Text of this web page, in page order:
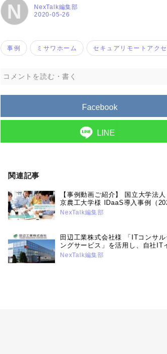
N 2020-05-26
NexTalk編集部
事例 ミサワホーム セキュアリモートアク
コメントを読む・書く
Facebook
LINE
関連記事
【事例動画ご紹介】 国立大学法
京農工大学様 IDaaS導入事例（
4月11日号）
NexTalk編集部
田辺工業株式会社様 「ITコンサル
ングサービス」を活用し、自社IT
フラの抜本的改革を実行。DX推進
NexTalk編集部